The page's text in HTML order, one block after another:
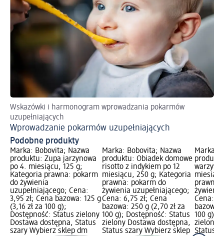
Wskazówki i harmonogram wprowadzania pokarmów
uzupełniających
Wprowadzanie pokarmów uzupełniających
Podobne produkty
Marka: Bobovita; Nazwa
produktu: Zupa jarzynowa
po 4. miesiącu, 125 g;
Kategoria prawna: pokarm
do żywienia
uzupełniającego; Cena:
3,95 zł; Cena bazowa: 125 g
(3,16 zł za 100 g);
Dostępność: Status zielony
Dostawa dostępna, Status
szary Wybierz sklep dm
Marka: Bobovita; Nazwa
produktu: Obiadek domowe
risotto z indykiem po 12
miesiącu, 250 g; Kategoria
prawna: pokarm do
żywienia uzupełniającego;
Cena: 6,75 zł; Cena
bazowa: 250 g (2,70 zł za
100 g); Dostępność: Status
zielony Dostawa dostępna,
Status szary Wybierz sklep
Marka:
prawna:
Cena:
bazowa:
100 g);
zielony
Status